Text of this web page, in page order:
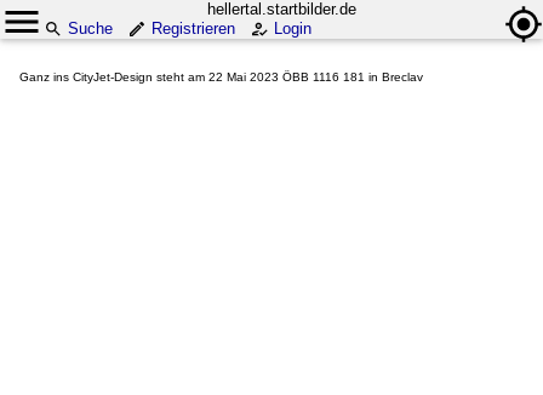
hellertal.startbilder.de
Suche
Registrieren Login
Ganz ins CityJet-Design steht am 22 Mai 2023 ÖBB 1116 181 in Breclav